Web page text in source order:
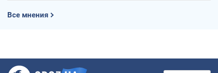
Все мнения